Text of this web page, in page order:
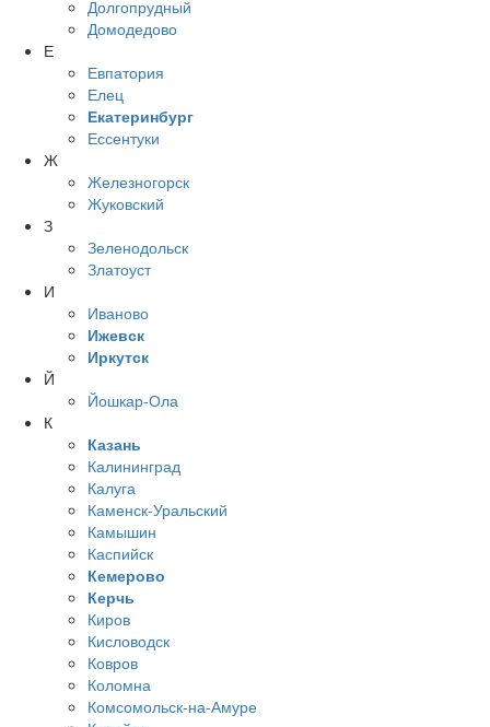
Долгопрудный
Домодедово
Е
Евпатория
Елец
Екатеринбург
Ессентуки
Ж
Железногорск
Жуковский
З
Зеленодольск
Златоуст
И
Иваново
Ижевск
Иркутск
Й
Йошкар-Ола
К
Казань
Калининград
Калуга
Каменск-Уральский
Камышин
Каспийск
Кемерово
Керчь
Киров
Кисловодск
Ковров
Коломна
Комсомольск-на-Амуре